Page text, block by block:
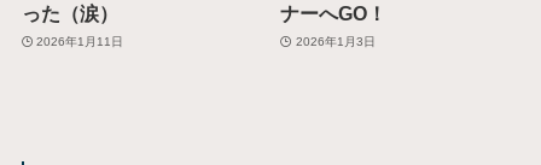
った（涙）
2026年1月11日
ナーへGO！
2026年1月3日